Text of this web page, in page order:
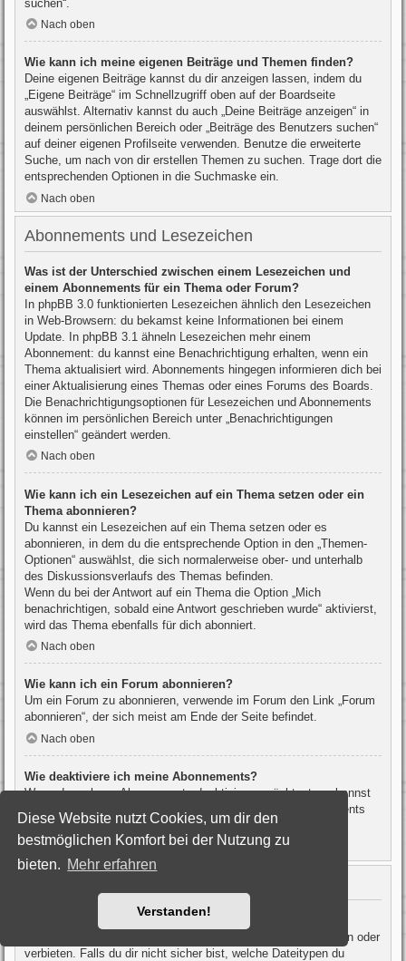
Diese Website nutzt Cookies, um dir den
bestmöglichen Komfort bei der Nutzung zu
bieten. Mehr erfahren
Verstanden!
suchen“.
Nach oben
Wie kann ich meine eigenen Beiträge und Themen finden?
Deine eigenen Beiträge kannst du dir anzeigen lassen, indem du
„Eigene Beiträge“ im Schnellzugriff oben auf der Boardseite
auswählst. Alternativ kannst du auch „Deine Beiträge anzeigen“ in
deinem persönlichen Bereich oder „Beiträge des Benutzers suchen“
auf deiner eigenen Profilseite verwenden. Benutze die erweiterte
Suche, um nach von dir erstellen Themen zu suchen. Trage dort die
entsprechenden Optionen in die Suchmaske ein.
Nach oben
Abonnements und Lesezeichen
Was ist der Unterschied zwischen einem Lesezeichen und
einem Abonnements für ein Thema oder Forum?
In phpBB 3.0 funktionierten Lesezeichen ähnlich den Lesezeichen
in Web-Browsern: du bekamst keine Informationen bei einem
Update. In phpBB 3.1 ähneln Lesezeichen mehr einem
Abonnement: du kannst eine Benachrichtigung erhalten, wenn ein
Thema aktualisiert wird. Abonnements hingegen informieren dich bei
einer Aktualisierung eines Themas oder eines Forums des Boards.
Die Benachrichtigungsoptionen für Lesezeichen und Abonnements
können im persönlichen Bereich unter „Benachrichtigungen
einstellen“ geändert werden.
Nach oben
Wie kann ich ein Lesezeichen auf ein Thema setzen oder ein
Thema abonnieren?
Du kannst ein Lesezeichen auf ein Thema setzen oder es
abonnieren, in dem du die entsprechende Option in den „Themen-
Optionen“ auswählst, die sich normalerweise ober- und unterhalb
des Diskussionsverlaufs des Themas befinden.
Wenn du bei der Antwort auf ein Thema die Option „Mich
benachrichtigen, sobald eine Antwort geschrieben wurde“ aktivierst,
wird das Thema ebenfalls für dich abonniert.
Nach oben
Wie kann ich ein Forum abonnieren?
Um ein Forum zu abonnieren, verwende im Forum den Link „Forum
abonnieren“, der sich meist am Ende der Seite befindet.
Nach oben
Wie deaktiviere ich meine Abonnements?
Wenn du mehrere Abonnements deaktivieren möchtest, so kannst
du dies im persönlichen Bereich unter „Einstieg“ – „Abonnements
verwalten“ machen.
Nach oben
Welche Dateianhänge sind in diesem Forum zulässig?
Die Board-Administration kann bestimmte Dateitypen zulassen oder
verbieten. Falls du dir nicht sicher bist, welche Dateitypen du